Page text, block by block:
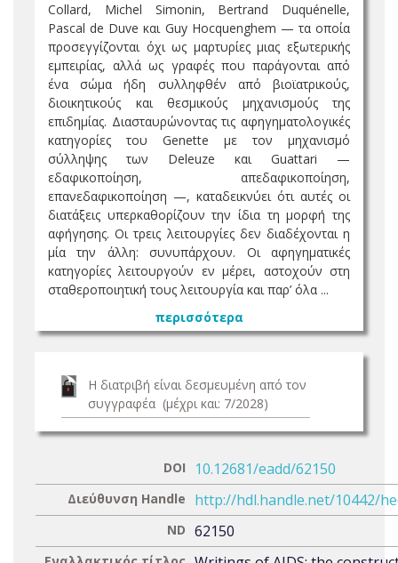
Collard, Michel Simonin, Bertrand Duquénelle,
Pascal de Duve και Guy Hocquenghem — τα οποία
προσεγγίζονται όχι ως μαρτυρίες μιας εξωτερικής
εμπειρίας, αλλά ως γραφές που παράγονται από
ένα σώμα ήδη συλληφθέν από βιοϊατρικούς,
διοικητικούς και θεσμικούς μηχανισμούς της
επιδημίας. Διασταυρώνοντας τις αφηγηματολογικές
κατηγορίες του Genette με τον μηχανισμό
σύλληψης των Deleuze και Guattari —
εδαφικοποίηση, απεδαφικοποίηση,
επανεδαφικοποίηση —, καταδεικνύει ότι αυτές οι
διατάξεις υπερκαθορίζουν την ίδια τη μορφή της
αφήγησης. Οι τρεις λειτουργίες δεν διαδέχονται η
μία την άλλη: συνυπάρχουν. Οι αφηγηματικές
κατηγορίες λειτουργούν εν μέρει, αστοχούν στη
σταθεροποιητική τους λειτουργία και παρ’ όλα ...
περισσότερα
Η διατριβή είναι δεσμευμένη από τον
συγγραφέα (μέχρι και: 7/2028)
DOI 10.12681/eadd/62150
Διεύθυνση Handle http://hdl.handle.net/10442/
ND 62150